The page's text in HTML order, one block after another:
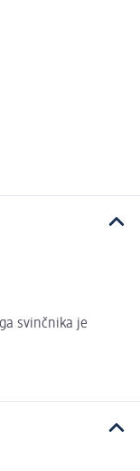
svinčnika je